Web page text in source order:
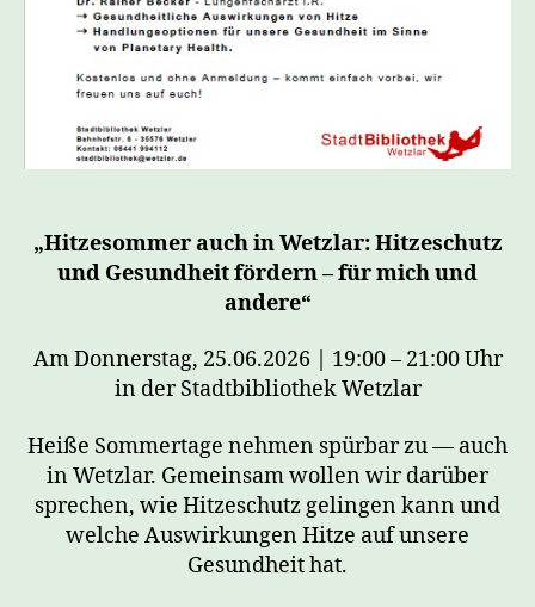
„Hitzesommer auch in Wetzlar: Hitzeschutz
und Gesundheit fördern – für mich und
andere“
Am Donnerstag, 25.06.2026 | 19:00 – 21:00 Uhr
in der Stadtbibliothek Wetzlar
Heiße Sommertage nehmen spürbar zu — auch
in Wetzlar. Gemeinsam wollen wir darüber
sprechen, wie Hitzeschutz gelingen kann und
welche Auswirkungen Hitze auf unsere
Gesundheit hat.